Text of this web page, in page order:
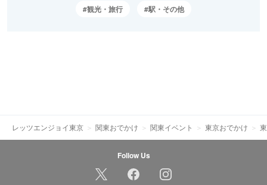
観光・旅行 駅・その他
レッツエンジョイ東京 関東おでかけ 関東イベント 東京おでかけ
Follow Us